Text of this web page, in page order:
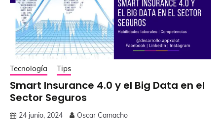
Tecnología Tips
Smart Insurance 4.0 y el Big Data en el
Sector Seguros
24 junio, 2024 Oscar Camacho